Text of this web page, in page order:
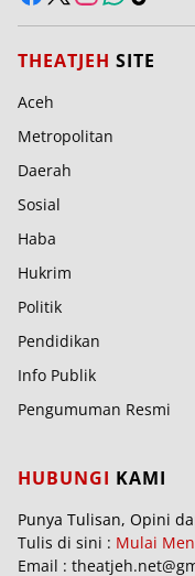
THEATJEH SITE
Aceh
Metropolitan
Daerah
Sosial
Haba
Hukrim
Politik
Pendidikan
Info Publik
Pengumuman Resmi
HUBUNGI KAMI
Punya Tulisan, Opini
Tulis di sini : Mulai
Email :